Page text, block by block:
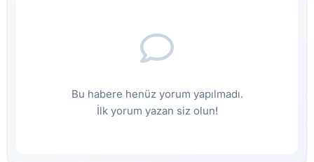
Bu habere henüz yorum yapılmadı.
İlk yorum yazan siz olun!